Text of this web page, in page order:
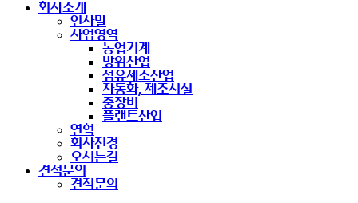
회사소개
인사말
사업영역
농업기계
방위산업
섬유제조산업
자동화, 제조시설
중장비
플랜트산업
연혁
회사전경
오시는길
견적문의
견적문의